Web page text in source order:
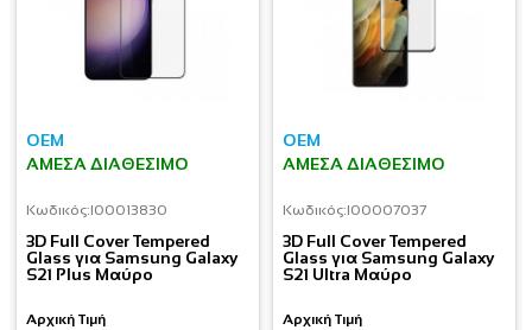
OEM
ΆΜΕΣΑ ΔΙΑΘΈΣΙΜΟ
Κωδικός:I00013830
3D Full Cover Tempered
Glass για Samsung Galaxy
S21 Plus Μαύρο
Αρχική Τιμή
OEM
ΆΜΕΣΑ ΔΙΑΘΈΣΙΜΟ
Κωδικός:I00007037
3D Full Cover Tempered
Glass για Samsung Galaxy
S21 Ultra Μαύρο
Αρχική Τιμή